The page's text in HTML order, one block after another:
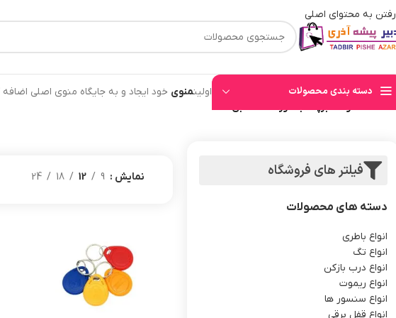
رفتن به محتوای اصلی
⚡قیمت های وب سایت بروز میباشند⚡ با توجه به حجم بالای سفارشهای ثبت شده به ترتیب ارسال
دسته بندی محصولات اولینمنوی خود ایجاد و به جایگاه منوی اصلی اضافه
خانه/محصولات برچسب خورده “تگ آبی”
فیلتر های فروشگاه
دسته های محصولات
انواع باطری
انواع تگ
انواع درب بازکن
انواع ریموت
انواع سنسور ها
انواع قفل برقی
نمایش 9
12
18
24